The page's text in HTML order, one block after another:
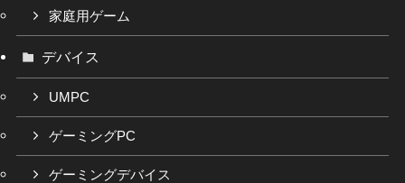
家庭用ゲーム
デバイス
UMPC
ゲーミングPC
ゲーミングデバイス